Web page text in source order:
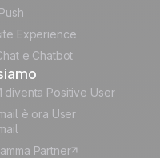
Experience
e Chatbot
diventa Positive User
è ora User
Partner